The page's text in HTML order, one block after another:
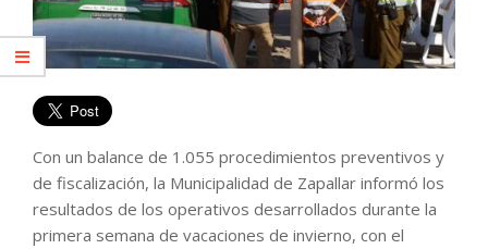
Con un balance de 1.055 procedimientos preventivos y
de fiscalización, la Municipalidad de Zapallar informó los
resultados de los operativos desarrollados durante la
primera semana de vacaciones de invierno, con el